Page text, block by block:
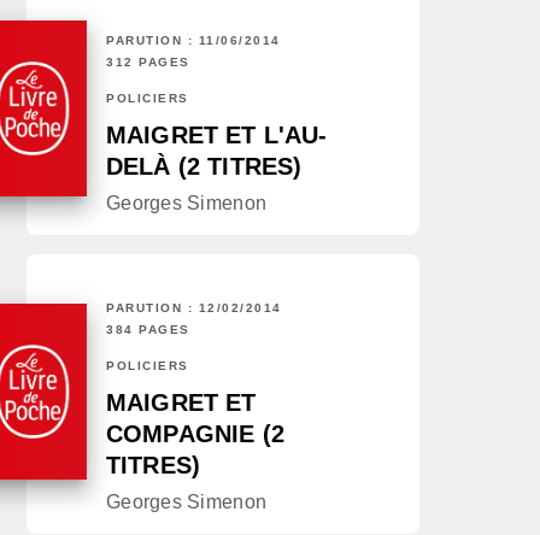
PARUTION : 11/06/2014
312 PAGES
POLICIERS
MAIGRET ET L'AU-
DELÀ (2 TITRES)
Georges Simenon
PARUTION : 12/02/2014
384 PAGES
POLICIERS
MAIGRET ET
COMPAGNIE (2
TITRES)
Georges Simenon